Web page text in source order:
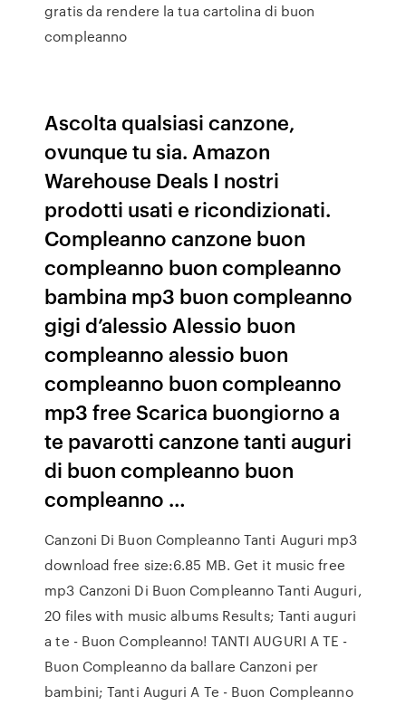
gratis da rendere la tua cartolina di buon
compleanno
Ascolta qualsiasi canzone,
ovunque tu sia. Amazon
Warehouse Deals I nostri
prodotti usati e ricondizionati.
Compleanno canzone buon
compleanno buon compleanno
bambina mp3 buon compleanno
gigi d’alessio Alessio buon
compleanno alessio buon
compleanno buon compleanno
mp3 free Scarica buongiorno a
te pavarotti canzone tanti auguri
di buon compleanno buon
compleanno …
Canzoni Di Buon Compleanno Tanti Auguri mp3
download free size:6.85 MB. Get it music free
mp3 Canzoni Di Buon Compleanno Tanti Auguri,
20 files with music albums Results; Tanti auguri
a te - Buon Compleanno! TANTI AUGURI A TE -
Buon Compleanno da ballare Canzoni per
bambini; Tanti Auguri A Te - Buon Compleanno